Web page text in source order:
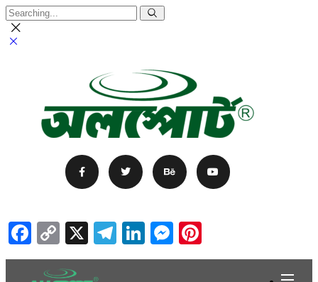
Facebook
Copy
Link
X Telegram
LinkedIn
Messenger